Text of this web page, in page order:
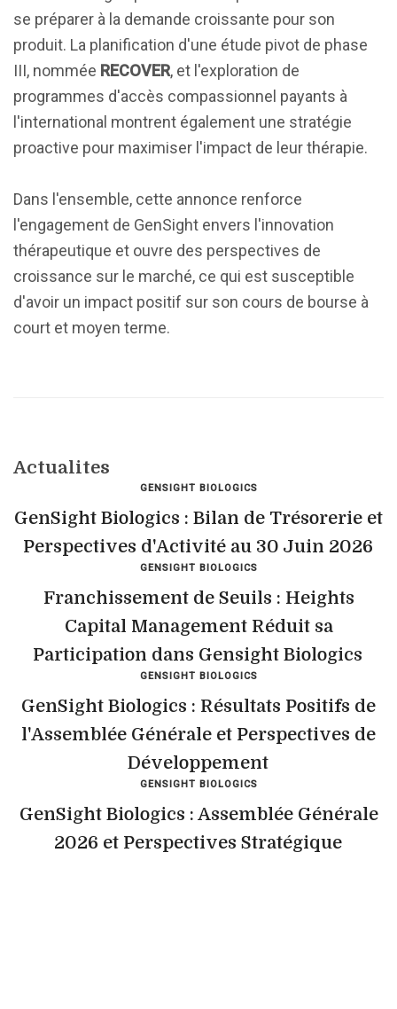
se préparer à la demande croissante pour son
produit. La planification d'une étude pivot de phase
III, nommée RECOVER, et l'exploration de
programmes d'accès compassionnel payants à
l'international montrent également une stratégie
proactive pour maximiser l'impact de leur thérapie.
Dans l'ensemble, cette annonce renforce
l'engagement de GenSight envers l'innovation
thérapeutique et ouvre des perspectives de
croissance sur le marché, ce qui est susceptible
d'avoir un impact positif sur son cours de bourse à
court et moyen terme.
Actualites
GENSIGHT BIOLOGICS
GenSight Biologics : Bilan de Trésorerie et
Perspectives d'Activité au 30 Juin 2026
GENSIGHT BIOLOGICS
Franchissement de Seuils : Heights
Capital Management Réduit sa
Participation dans Gensight Biologics
GENSIGHT BIOLOGICS
GenSight Biologics : Résultats Positifs de
l'Assemblée Générale et Perspectives de
Développement
GENSIGHT BIOLOGICS
GenSight Biologics : Assemblée Générale
2026 et Perspectives Stratégique